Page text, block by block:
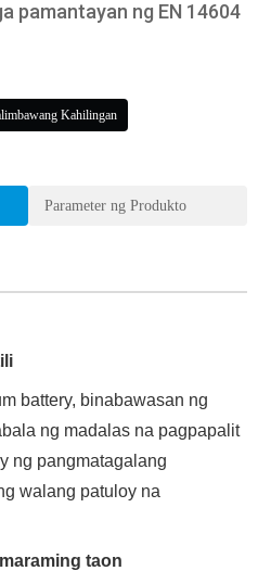
pamantayan ng EN 14604
Kahilingan
Parameter ng Produkto
battery, binabawasan ng
ng madalas na pagpapalit
ng pangmatagalang
walang patuloy na
taon